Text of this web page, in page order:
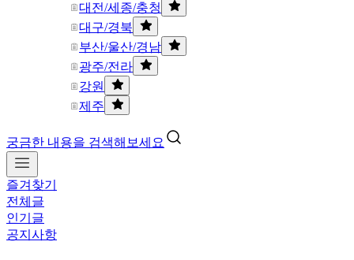
대전/세종/충청
대구/경북
부산/울산/경남
광주/전라
강원
제주
궁금한 내용을 검색해보세요
즐겨찾기
전체글
인기글
공지사항